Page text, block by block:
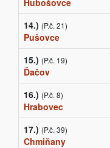
Hubošovce
14.) (P.č. 21)
Pušovce
15.) (P.č. 19)
Ďačov
16.) (P.č. 8)
Hrabovec
17.) (P.č. 39)
Chmiňany